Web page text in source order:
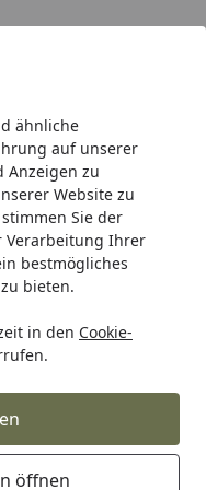
ähnliche
auf unserer
Anzeigen zu
Website zu
Sie der
Verarbeitung Ihrer
bestmögliches
bieten.
in den Cookie-
öffnen
Hotline
& Pool-
bis 468,99€)
& Grillsaucen
Italian